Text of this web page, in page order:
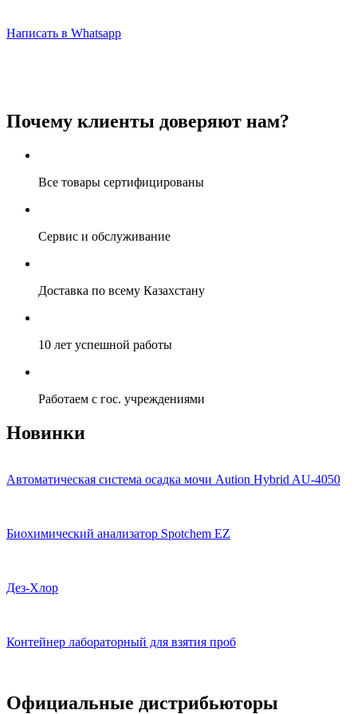
Написать в Whatsapp
Почему клиенты доверяют нам?
Все товары сертифицированы
Сервис и обслуживание
Доставка по всему Казахстану
10 лет успешной работы
Работаем с гос. учреждениями
Новинки
Автоматическая система осадка мочи Aution Hybrid AU-4050
Биохимический анализатор Spotchem EZ
Дез-Хлор
Контейнер лабораторный для взятия проб
Официальные дистрибьюторы